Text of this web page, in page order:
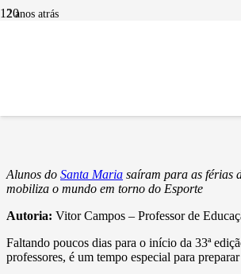
2 anos atrás
Alunos do Santa Maria saíram para as férias
mobiliza o mundo em torno do Esporte
Autoria: Vitor Campos – Professor de
Faltando poucos dias para o início da 33ª
professores, é um tempo especial para